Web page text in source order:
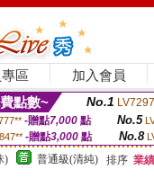
區 加入會員
點數~ No.1
-贈點7,000點 No.5
-贈點3,000 點 No.8
) 普通級(清純) 排序 業